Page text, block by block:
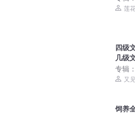
莲
四级
几级
专辑：
又
饲养